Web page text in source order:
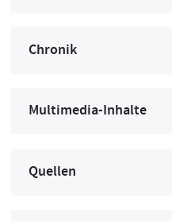
Chronik
Multimedia-Inhalte
Quellen